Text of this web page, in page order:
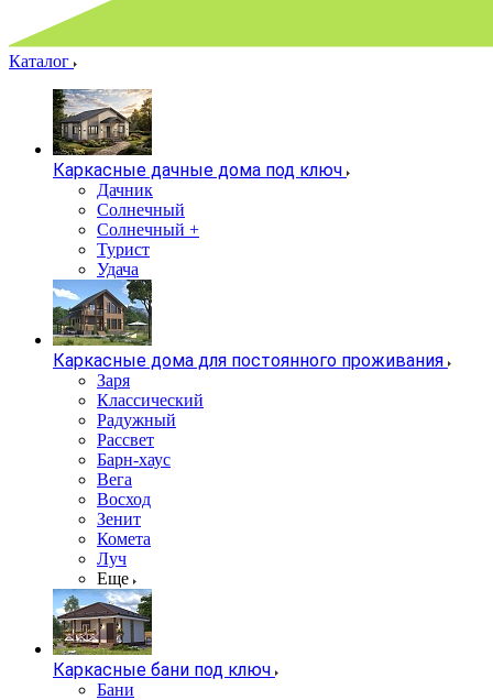
Каталог
Каркасные дачные дома под ключ
Дачник
Солнечный
Солнечный +
Турист
Удача
Каркасные дома для постоянного проживания
Заря
Классический
Радужный
Рассвет
Барн-хаус
Вега
Восход
Зенит
Комета
Луч
Еще
Каркасные бани под ключ
Бани